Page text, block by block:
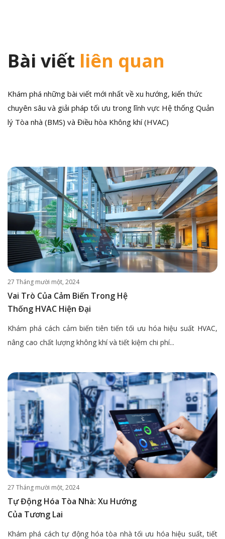
Bài viết liên quan
Khám phá những bài viết mới nhất về xu hướng, kiến thức
chuyên sâu và giải pháp tối ưu trong lĩnh vực Hệ thống Quản
lý Tòa nhà (BMS) và Điều hòa Không khí (HVAC)
27 Tháng mười một, 2024
Vai Trò Của Cảm Biến Trong Hệ
Thống HVAC Hiện Đại
Khám phá cách cảm biến tiên tiến tối ưu hóa hiệu suất HVAC,
nâng cao chất lượng không khí và tiết kiệm chi phí...
27 Tháng mười một, 2024
Tự Động Hóa Tòa Nhà: Xu Hướng
Của Tương Lai
Khám phá cách tự động hóa tòa nhà tối ưu hóa hiệu suất, tiết